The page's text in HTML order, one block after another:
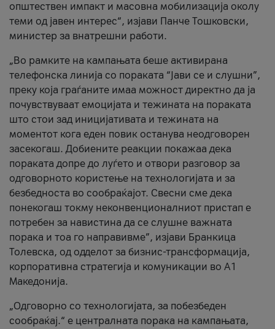
општествен импакт и масовна мобилизација околу
теми од јавен интерес“, изјави Панче Тошковски,
министер за внатрешни работи.
„Во рамките на кампањата беше активирана
телефонска линија со пораката “Јави се и слушни”,
преку која граѓаните имаа можност директно да ја
почувствуваат емоцијата и тежината на пораката
што стои зад иницијативата и тежината на
моментот кога еден повик останува неодговорен
засекогаш. Добиените реакции покажаа дека
пораката допре до луѓето и отвори разговор за
одговорното користење на технологијата и за
безбедноста во сообраќајот. Свесни сме дека
понекогаш токму неконвенционалниот пристап е
потребен за навистина да се слушне важната
порака и тоа го направивме”, изјави Бранкица
Толевска, од одделот за бизнис-трансформација,
корпоративна стратегија и комуникации во А1
Македонија.
„Одговорно со технологијата, за побезбеден
сообраќај.“ е централната порака на кампањата,